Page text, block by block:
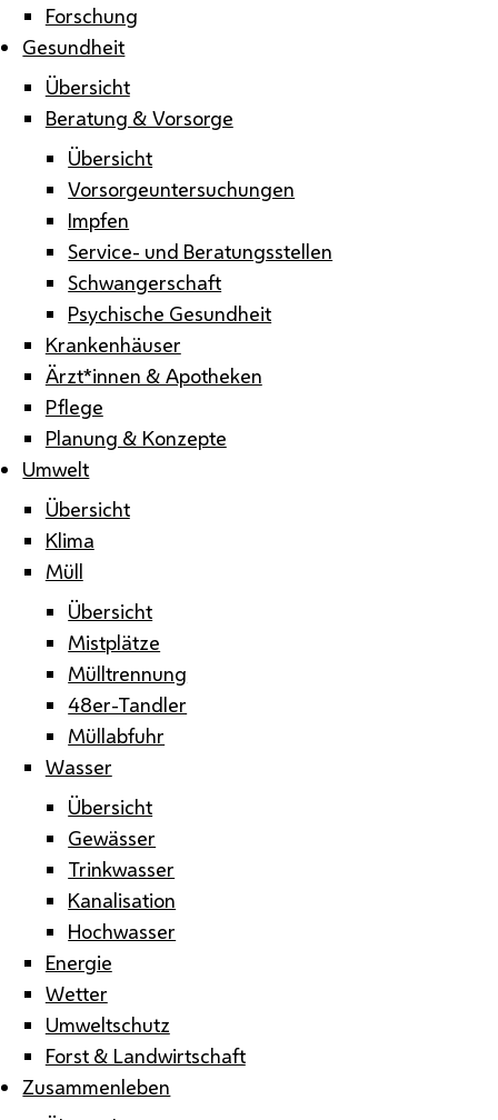
Forschung
Gesundheit
Übersicht
Beratung & Vorsorge
Übersicht
Vorsorgeuntersuchungen
Impfen
Service- und Beratungsstellen
Schwangerschaft
Psychische Gesundheit
Krankenhäuser
Ärzt*innen & Apotheken
Pflege
Planung & Konzepte
Umwelt
Übersicht
Klima
Müll
Übersicht
Mistplätze
Mülltrennung
48er-Tandler
Müllabfuhr
Wasser
Übersicht
Gewässer
Trinkwasser
Kanalisation
Hochwasser
Energie
Wetter
Umweltschutz
Forst & Landwirtschaft
Zusammenleben